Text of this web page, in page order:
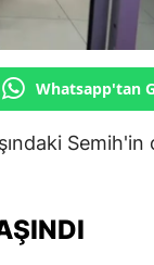
Whatsapp'tan
Semih'in